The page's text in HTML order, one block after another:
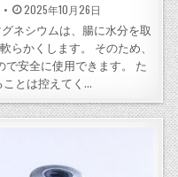
POSTED
ON
2025年10月26日
ネシウムは、腸に水分を取
らかくします。 そのため、
で安全に使用できます。 た
ことは控えてく…